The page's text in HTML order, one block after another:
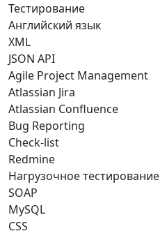
Тестирование
Английский язык
XML
JSON API
Agile Project Management
Atlassian Jira
Atlassian Confluence
Bug Reporting
Check-list
Redmine
Нагрузочное тестирование
SOAP
MySQL
CSS